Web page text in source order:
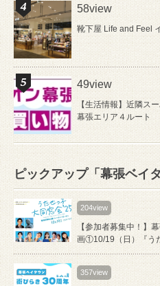
58view
靴下屋 Life and Feel
49view
【生活情報】近隣ス
幕張エリア４ルート
ピックアップ「幕張ベイタ
204view
【参加者募集中！】
画①10/19（日）『う
357view